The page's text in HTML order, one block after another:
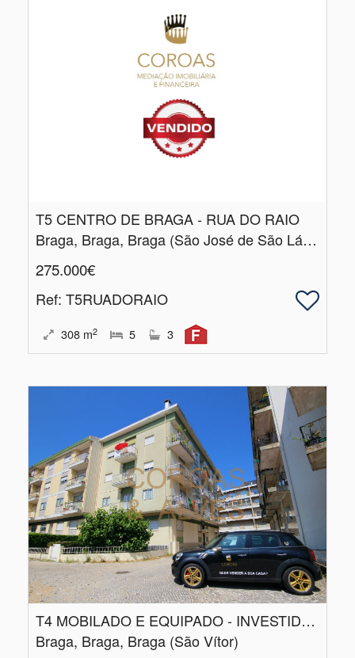
T5 CENTRO DE BRAGA - RUA DO RAIO
Braga, Braga, Braga (São José de São Lázaro e São João do Souto)
275.000€
Ref: T5RUADORAIO
308 m2 5 3
T4 MOBILADO E EQUIPADO - INVESTIDORES - ARRENDADO
Braga, Braga, Braga (São Vítor)